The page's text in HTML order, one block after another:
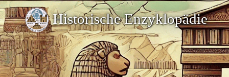
Historische Enzyklopädie